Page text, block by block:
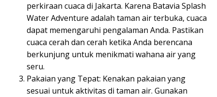
perkiraan cuaca di Jakarta. Karena Batavia Splash
Water Adventure adalah taman air terbuka, cuaca
dapat memengaruhi pengalaman Anda. Pastikan
cuaca cerah dan cerah ketika Anda berencana
berkunjung untuk menikmati wahana air yang
seru.
Pakaian yang Tepat: Kenakan pakaian yang
sesuai untuk aktivitas di taman air. Gunakan